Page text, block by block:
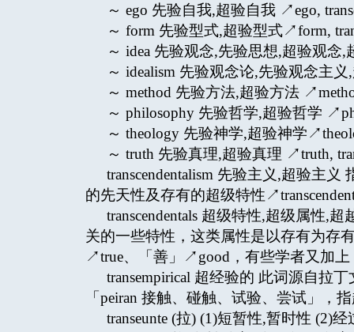
～ ego 先验自我,超验自我 ↗ego,
～ form 先验型式,超验型式↗form,
～ idea 先验观念,先验思想,超验观念
～ idealism 先验观念论,先验观念主
～ method 先验方法,超验方法
～ philosophy 先验哲学,超验哲学
～ theology 先验神学,超验神学
～ truth 先验真理,超验真理 ↗truth,
transcendentalism 先验主义,超验主
的先天性及存有的超级特性
transcendentals 超级特性,超级属性,
关的一些特性，这类属性是以存有为存
↗true、「善」↗good，有些学者又加
transempirical 超经验的 此词源自拉
「peiran 接触、碰触、试验、尝试」，
transeunte (拉) (1)短暂性,暂时性 (2)